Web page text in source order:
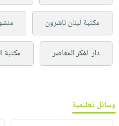
مكتبة لبنان ناشرون
دار الفكر المعاصر مكتبة
وسائل تعليمية